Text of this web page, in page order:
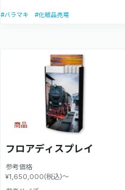
#バラマキ #化粧品売場
フロアディスプレイ
参考価格
¥1,650,000(税込)～
商品